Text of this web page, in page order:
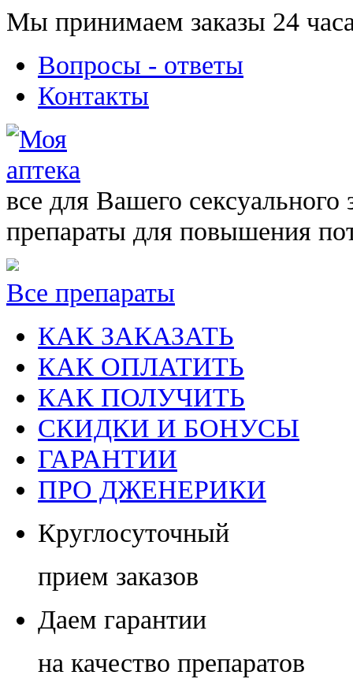
Мы принимаем заказы 24
Вопросы - ответы
Контакты
все для Вашего сексуального
препараты для повышения
Все препараты
КАК ЗАКАЗАТЬ
КАК ОПЛАТИТЬ
КАК ПОЛУЧИТЬ
СКИДКИ И БОНУСЫ
ГАРАНТИИ
ПРО ДЖЕНЕРИКИ
Круглосуточный
прием заказов
Даем гарантии
на качество препаратов